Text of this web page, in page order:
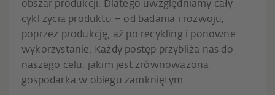
obszar produkcji. Dlatego uwzględniamy cały
cykl życia produktu – od badania i rozwoju,
poprzez produkcję, aż po recykling i ponowne
wykorzystanie. Każdy postęp przybliża nas do
naszego celu, jakim jest zrównoważona
gospodarka w obiegu zamkniętym.